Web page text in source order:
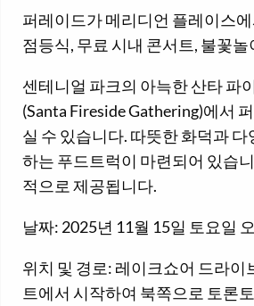
퍼레이드가 메리디언 플레이스
점등식, 무료 시내 콘서트, 불꽃
센테니얼 파크의 아늑한 산타 파
(Santa Fireside Gathering)에서
실 수 있습니다. 따뜻한 화덕과 다
하는 푸드트럭이 마련되어 있습
적으로 제공됩니다.
날짜: 2025년 11월 15일 토요일
위치 및 경로: 레이크쇼어 드라이
트에서 시작하여 북쪽으로 토론